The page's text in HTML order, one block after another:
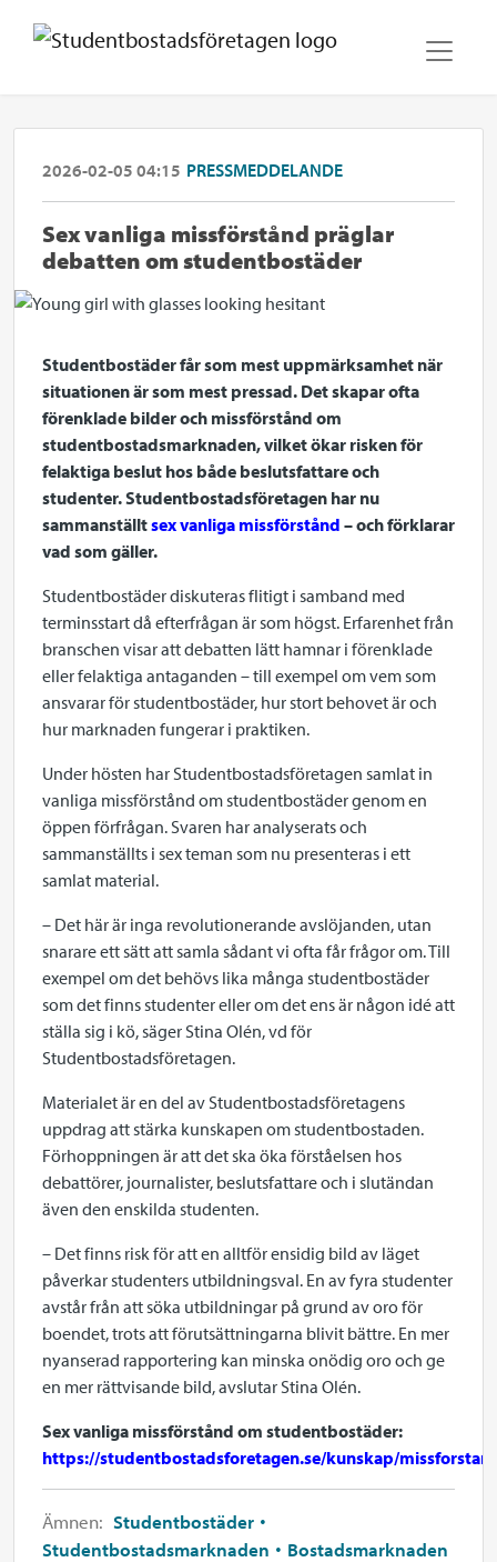
2026-02-05 04:15 PRESSMEDDELANDE
Sex vanliga missförstånd präglar
debatten om studentbostäder
Studentbostäder får som mest uppmärksamhet när
situationen är som mest pressad. Det skapar ofta
förenklade bilder och missförstånd om
studentbostadsmarknaden, vilket ökar risken för
felaktiga beslut hos både beslutsfattare och
studenter. Studentbostadsföretagen har nu
sammanställtsex vanliga missförstånd – och förklarar
vad som gäller.
Studentbostäder diskuteras flitigt i samband med
terminsstart då efterfrågan är som högst. Erfarenhet från
branschen visar att debatten lätt hamnar i förenklade
eller felaktiga antaganden – till exempel om vem som
ansvarar för studentbostäder, hur stort behovet är och
hur marknaden fungerar i praktiken.
Under hösten har Studentbostadsföretagen samlat in
vanliga missförstånd om studentbostäder genom en
öppen förfrågan. Svaren har analyserats och
sammanställts i sex teman som nu presenteras i ett
samlat material.
– Det här är inga revolutionerande avslöjanden, utan
snarare ett sätt att samla sådant vi ofta får frågor om. Till
exempel om det behövs lika många studentbostäder
som det finns studenter eller om det ens är någon idé att
ställa sig i kö, säger Stina Olén, vd för
Studentbostadsföretagen.
Materialet är en del av Studentbostadsföretagens
uppdrag att stärka kunskapen om studentbostaden.
Förhoppningen är att det ska öka förståelsen hos
debattörer, journalister, beslutsfattare och i slutändan
även den enskilda studenten.
– Det finns risk för att en alltför ensidig bild av läget
påverkar studenters utbildningsval. En av fyra studenter
avstår från att söka utbildningar på grund av oro för
boendet, trots att förutsättningarna blivit bättre. En mer
nyanserad rapportering kan minska onödig oro och ge
en mer rättvisande bild, avslutar Stina Olén.
Sex vanliga missförstånd om studentbostäder:
https://studentbostadsforetagen.se/kunskap/
Ämnen: Studentbostäder
Studentbostadsmarknaden
Bostadsmarknaden